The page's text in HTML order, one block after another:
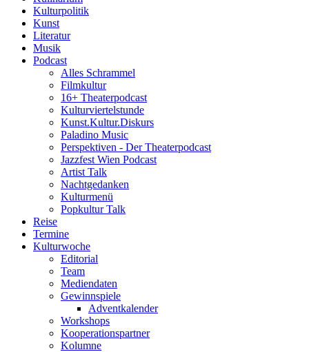
Kulturpolitik
Kunst
Literatur
Musik
Podcast
Alles Schrammel
Filmkultur
16+ Theaterpodcast
Kulturviertelstunde
Kunst.Kultur.Diskurs
Paladino Music
Perspektiven - Der Theaterpodcast
Jazzfest Wien Podcast
Artist Talk
Nachtgedanken
Kulturmenü
Popkultur Talk
Reise
Termine
Kulturwoche
Editorial
Team
Mediendaten
Gewinnspiele
Adventkalender
Workshops
Kooperationspartner
Kolumne